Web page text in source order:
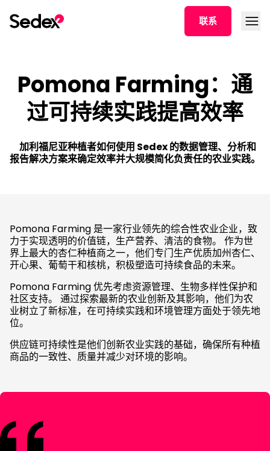
联系 打开
Pomona Farming：通
过可持续实践提高效率
加利福尼亚种植者如何使用 Sedex 的数据管理、分析和
报告解决方案来确定效率并大规模简化负责任的农业实践。
Pomona Farming 是一家行业领先的综合性农业企业，致
力于实现透明的价值链，生产营养、清洁的食物。 作为世
界上最大的杏仁种植商之一，他们专门生产优质加州杏仁、
开心果、葡萄干和核桃，积极塑造可持续食品的未来。
Pomona Farming 优先考虑资源管理、生物多样性保护和
社区支持。 通过探索最新的农业创新及其影响，他们为农
业树立了新标准，在可持续实践和环境管理方面处于领先地
位。
供应链可持续性是他们创新农业实践的基础，确保所有种植
商品的一致性、质量并减少对环境的影响。